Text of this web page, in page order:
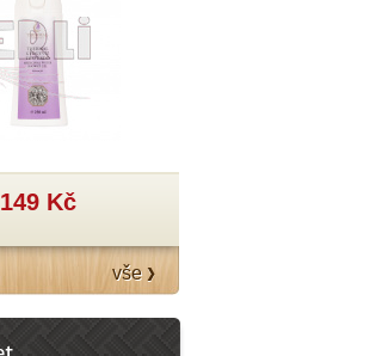
149 Kč
vše